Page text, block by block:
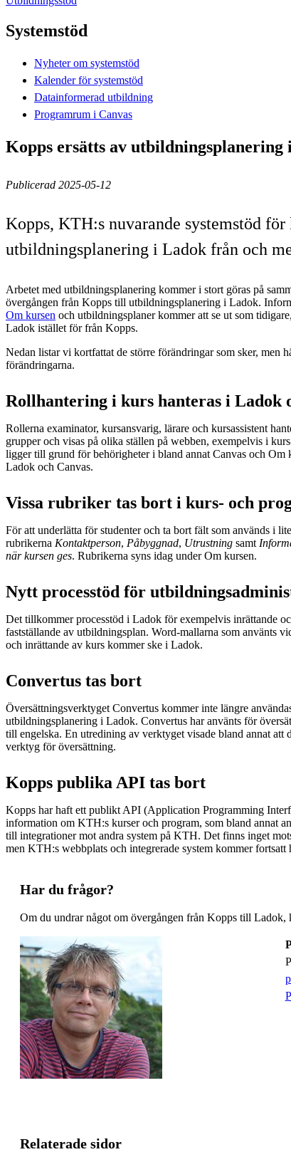
Systemstöd
Nyheter om systemstöd
Kalender för systemstöd
Datainformerad utbildning
Programrum i Canvas
Kopps ersätts av
Publicerad 2025-05-12
Kopps, KTH:s nuvarande systemstöd
utbildningsplanering i Ladok från och
Arbetet med utbildningsplanering kommer i stort göras på
övergången från Kopps till utbildningsplanering i Ladok.
Om kursen och utbildningsplaner kommer att se ut som
Ladok istället för från Kopps.
Nedan listar vi kortfattat de större förändringar som sker, men
förändringarna.
Rollhantering i kurs hanteras i Ladok
Rollerna examinator, kursansvarig, lärare och kursassistent
grupper och visas på olika ställen på webben, exempelvis i
ligger till grund för behörigheter i bland annat Canvas och Om
Ladok och Canvas.
Vissa rubriker tas bort i kurs- och
För att underlätta för studenter och ta bort fält som används i
rubrikerna Kontaktperson, Påbyggnad, Utrustning samt
när kursen ges. Rubrikerna syns idag under Om kursen.
Nytt processtöd för
Det tillkommer processtöd i Ladok för exempelvis inrättande
fastställande av utbildningsplan. Word-mallarna som använts
och inrättande av kurs kommer ske i Ladok.
Convertus tas bort
Översättningsverktyget Convertus kommer inte längre
utbildningsplanering i Ladok. Convertus har använts för
till engelska. En utredining av verktyget visade bland annat att
verktyg för översättning.
Kopps publika API tas bort
Kopps har haft ett publikt API (Application Programming
information om KTH:s kurser och program, som bland annat
till integrationer mot andra system på KTH. Det finns inget
men KTH:s webbplats och integrerade system kommer
Har du frågor?
Om du undrar något om övergången från Kopps till Ladok,
Relaterade sidor